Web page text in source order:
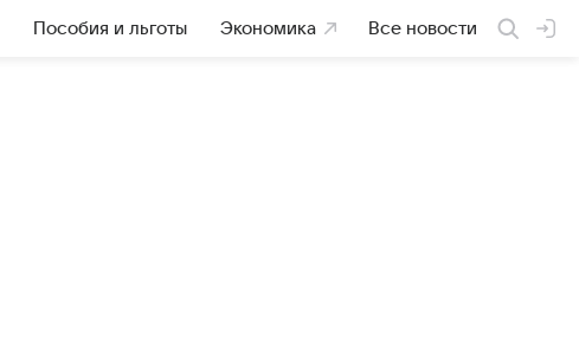
Пособия и льготы Экономика Все новости